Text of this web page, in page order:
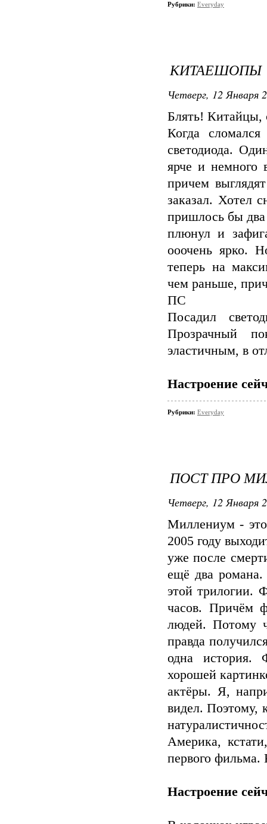
Рубрики: Everyday
КИТАЕШОПЫ
Четверг, 12 Января
Блять! Китайцы,
Когда
светодиода.
ярче и немного
причем
заказал. Хотел
пришлось бы два
плюнул и
ооочень ярко.
теперь на
чем раньше,
ПС
Посадил
Прозрачный
эластичным, в
Настроение
Рубрики: Everyday
ПОСТ ПРО
Четверг, 12 Января
Миллениум - это
2005 году
уже после
ещё два
этой трилогии.
часов. Причём
людей. Потому
правда
одна история.
хорошей
актёры. Я,
видел. Поэтому,
Америка,
первого фильма.
Настроение